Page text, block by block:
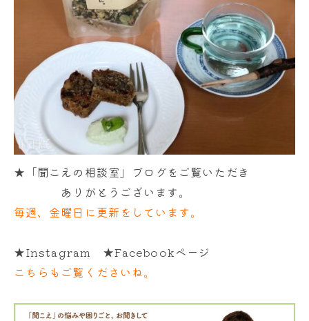
★「聞こえの相談室」ブログをご覧いただき
ありがとうございます。
毎週、金曜日に更新をしています。
★Instagram ★Facebookページ
こちらもご覧くださいね。